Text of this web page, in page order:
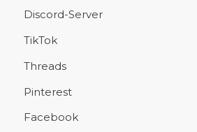
Discord-Server
TikTok
Threads
Pinterest
Facebook